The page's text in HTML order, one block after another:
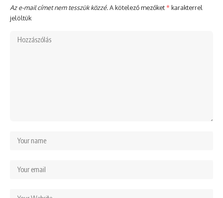
Az e-mail címet nem tesszük közzé.A kötelező mezőket* karakterrel
jelöltük